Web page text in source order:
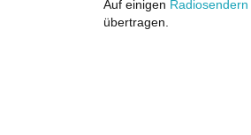
Auf einigen Radiosendern
übertragen.